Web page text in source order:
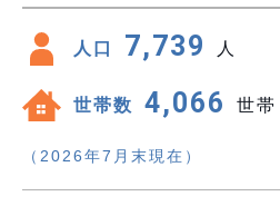
人口 7,739 人
世帯数 4,066 世帯
（2026年7月末現在）